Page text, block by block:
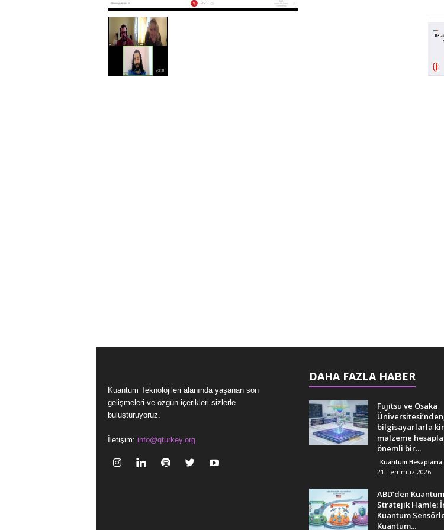
Kuantum Teknolojileri alanında yaşanan son
gelişmeleri ve özgün içerikleri sizlerle
buluşturuyoruz.
İletişim: info@qturkey.org
DAHA FAZLA HABER
Fujitsu ve Osaka
bilgisayarlarla
malzeme
önemli bir...
Kuantum Hesaplama
21 Temmuz 2026
ABD’den
Stratejik Hamle:
Kuantum
Kuantum...